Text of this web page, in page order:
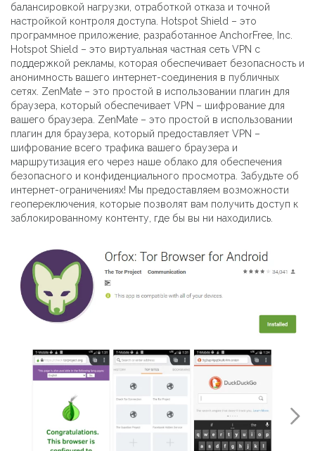
балансировкой нагрузки, отработкой отказа и точной
настройкой контроля доступа. Hotspot Shield – это
программное приложение, разработанное AnchorFree, Inc.
Hotspot Shield – это виртуальная частная сеть VPN с
поддержкой рекламы, которая обеспечивает безопасность и
анонимность вашего интернет-соединения в публичных
сетях. ZenMate – это простой в использовании плагин для
браузера, который обеспечивает VPN – шифрование для
вашего браузера. ZenMate – это простой в использовании
плагин для браузера, который предоставляет VPN –
шифрование всего трафика вашего браузера и
маршрутизация его через наше облако для обеспечения
безопасного и конфиденциального просмотра. Забудьте об
интернет-ограничениях! Мы предоставляем возможности
геопереключения, которые позволят вам получить доступ к
заблокированному контенту, где бы вы ни находились.